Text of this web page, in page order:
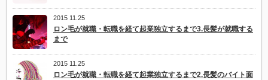
2015 11.25
ロン毛が就職・転職を経て起業独立するまで3.長髪が就職する
まで
2015 11.25
ロン毛が就職・転職を経て起業独立するまで2.長髪のバイト面